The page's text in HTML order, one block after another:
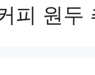
피 원두